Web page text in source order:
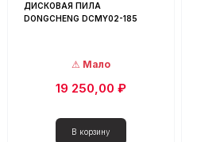
ДИСКОВАЯ ПИЛА
DONGCHENG DCMY02-185
Мало
19 250,00 ₽